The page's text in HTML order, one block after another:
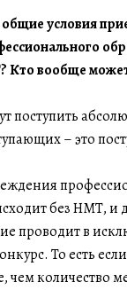
условия
Кто вообще
поступить
– это
без НМТ, и
проводит в
То есть
количество